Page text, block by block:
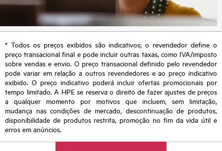
* Todos os preços exibidos são indicativos; o revendedor define o
preço transacional final e pode incluir outras taxas, como IVA/imposto
sobre vendas e envio. O preço transacional definido pelo revendedor
pode variar em relação a outros revendedores e ao preço indicativo
exibido. O preço indicativo poderá incluir ofertas promocionais por
tempo limitado. A HPE se reserva o direito de fazer ajustes de preços
a qualquer momento por motivos que incluem, sem limitação,
mudança nas condições de mercado, descontinuação de produtos,
disponibilidade de produtos restrita, promoção no fim da vida útil e
erros em anúncios.